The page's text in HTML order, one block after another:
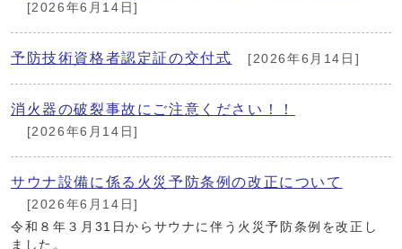
[2026年6月14日]
予防技術資格者認定証の交付式 [2026年6月14日]
消火器の破裂事故にご注意ください！！
[2026年6月14日]
サウナ設備に係る火災予防条例の改正について
[2026年6月14日]
令和８年３月31日からサウナに伴う火災予防条例を改正し
ました。